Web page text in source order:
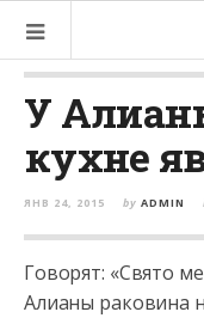
У
кухне
ЯНВ 24, 2015 by ADMIN
Говорят: «Свято
Алианы раковина